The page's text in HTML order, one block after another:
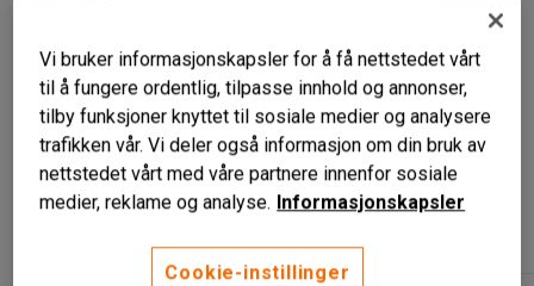
Liknende produkter
Vi bruker informasjonskapsler for å få nettstedet vårt
til å fungere ordentlig, tilpasse innhold og annonser,
tilby funksjoner knyttet til sosiale medier og analysere
trafikken vår. Vi deler også informasjon om din bruk av
nettstedet vårt med våre partnere innenfor sosiale
medier, reklame og analyse. Informasjonskapsler
Cookie-instillinger